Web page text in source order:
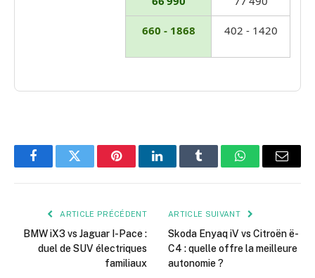
660 - 1868 402 - 1420
FacebookTwitter PinterestLinkedInTumblr WhatsApp
E-
ARTICLE PRÉCÉDENT
BMW iX3 vs Jaguar I-Pace :
duel de SUV électriques
familiaux
ARTICLE SUIVANT
Skoda Enyaq iV vs Citroën ë-
C4 : quelle offre la meilleure
autonomie ?